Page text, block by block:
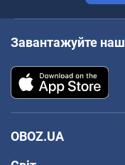
Завантажуйте
OBOZ.UA